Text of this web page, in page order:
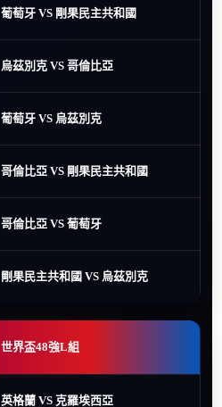
葡萄牙 VS 剛果民主共和國
烏茲別克 VS 哥倫比亞
葡萄牙 VS 烏茲別克
哥倫比亞 VS 剛果民主共和國
哥倫比亞 VS 葡萄牙
剛果民主共和國 VS 烏茲別克
世界盃48強L組
英格蘭 VS 克羅埃西亞